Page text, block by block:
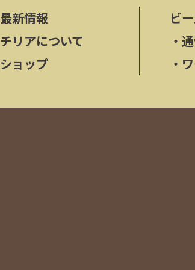
最新情報
チリアについて
ショップ
ビ
・
・